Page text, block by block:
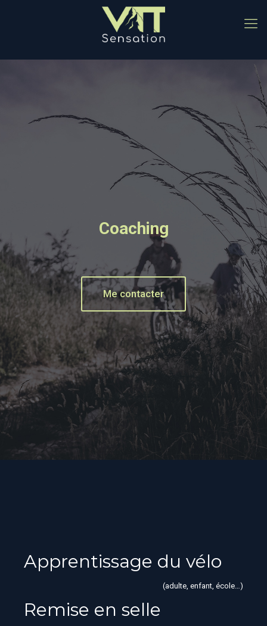
Coaching
Me contacter
Apprentissage du vélo
(adulte, enfant, école…)
Remise en selle